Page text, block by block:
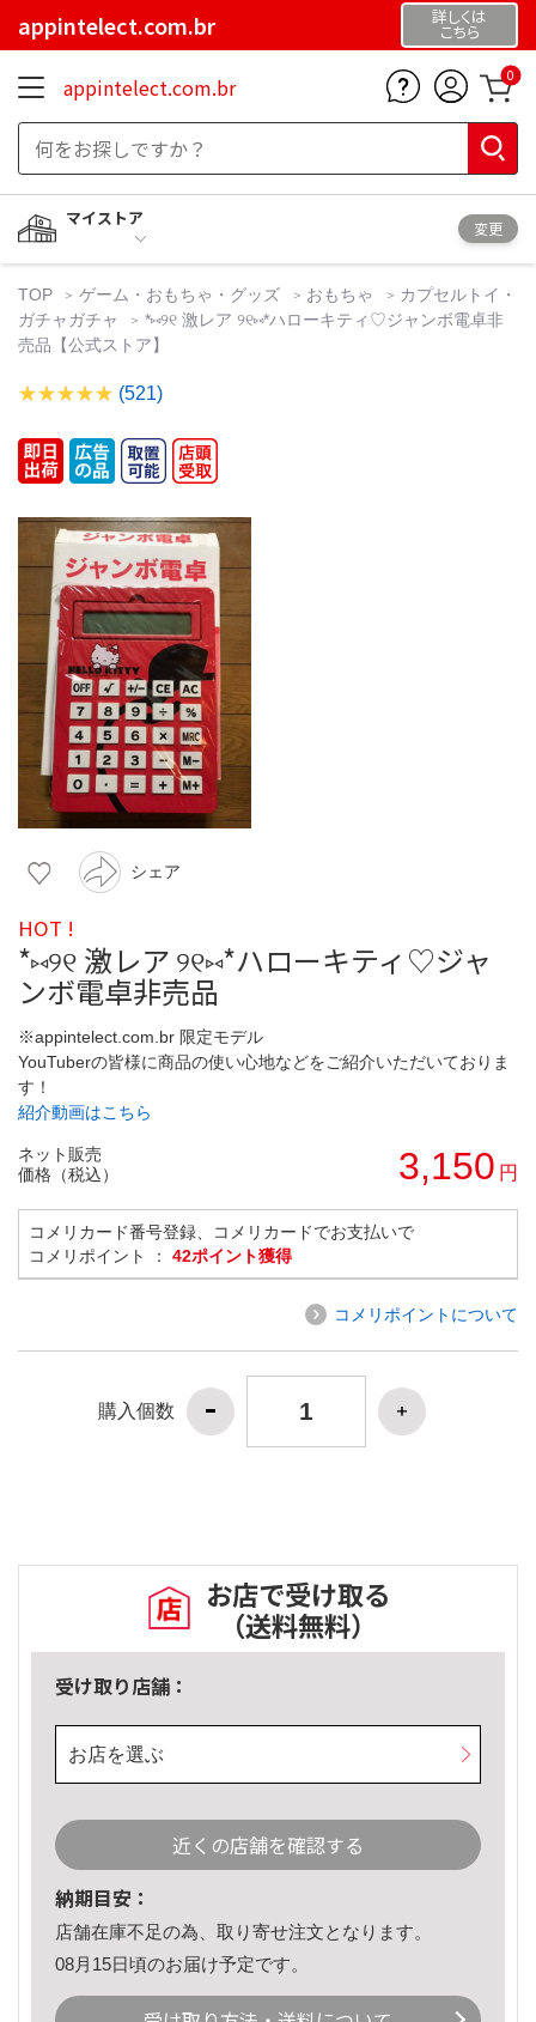
appintelect.com.br 詳しくは
こちら
appintelect.com.br 0
マイストア
変更
TOP ゲーム・おもちゃ・グッズ おもちゃ
カプセルトイ・
ガチャガチャ
*⑅୨୧ 激レア ୨୧⑅*ハローキティ♡ジャンボ電卓非
売品【公式ストア】
(521)
シェア
HOT !
*⑅୨୧ 激レア ୨୧⑅*ハローキティ♡ジャ
ンボ電卓非売品
※appintelect.com.br 限定モデル
YouTuberの皆様に商品の使い心地などをご紹介いただいておりま
す！
紹介動画はこちら
ネット販売
価格（税込）
3,150 円
コメリカード番号登録、コメリカードでお支払いで
コメリポイント ： 42ポイント獲得
コメリポイントについて
購入個数
お店で受け取る
（送料無料）
受け取り店舗：
お店を選ぶ
近くの店舗を確認する
納期目安：
店舗在庫不足の為、取り寄せ注文となります。
08月15日頃のお届け予定です。